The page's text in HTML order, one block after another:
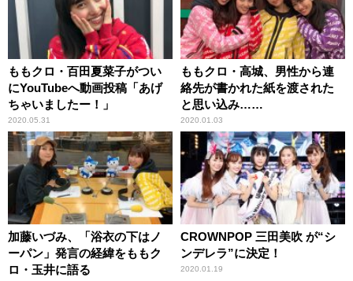
ももクロ・百田夏菜子がつい
にYouTubeへ動画投稿「あげ
ちゃいましたー！」
2020.05.31
ももクロ・高城、男性から連
絡先が書かれた紙を渡された
と思い込み……
2020.01.03
加藤いづみ、「浴衣の下はノ
ーパン」発言の経緯をももク
ロ・玉井に語る
CROWNPOP 三田美吹 が“シ
ンデレラ”に決定！
2020.01.19